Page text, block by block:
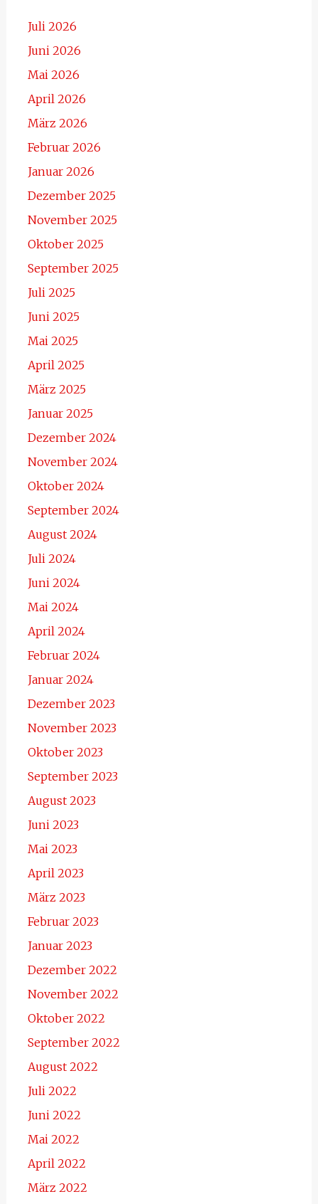
Juli 2026
Juni 2026
Mai 2026
April 2026
März 2026
Februar 2026
Januar 2026
Dezember 2025
November 2025
Oktober 2025
September 2025
Juli 2025
Juni 2025
Mai 2025
April 2025
März 2025
Januar 2025
Dezember 2024
November 2024
Oktober 2024
September 2024
August 2024
Juli 2024
Juni 2024
Mai 2024
April 2024
Februar 2024
Januar 2024
Dezember 2023
November 2023
Oktober 2023
September 2023
August 2023
Juni 2023
Mai 2023
April 2023
März 2023
Februar 2023
Januar 2023
Dezember 2022
November 2022
Oktober 2022
September 2022
August 2022
Juli 2022
Juni 2022
Mai 2022
April 2022
März 2022